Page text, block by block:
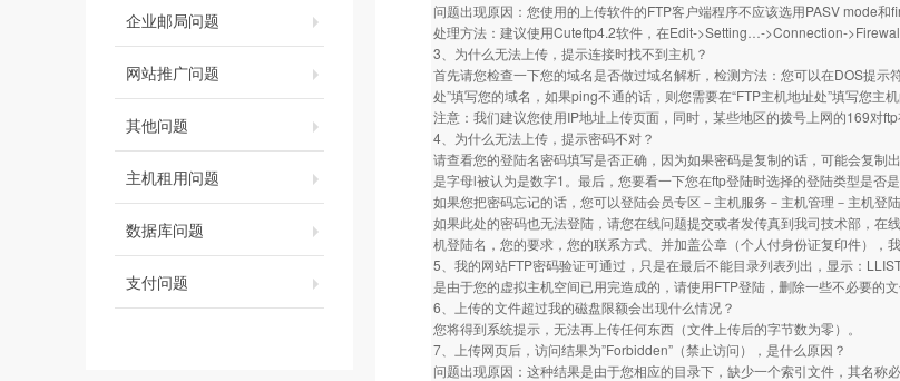
企业邮局问题
网站推广问题
其他问题
主机租用问题
数据库问题
支付问题
问题出现原因：您使用的上传软件的FTP客户端程序不应该选用PASV mode和
处理方法：建议使用Cuteftp4.2软件，在Edit->Setting…->Connection->Firewall
3、为什么无法上传，提示连接时找不到主机？
首先请您检查一下您的域名是否做过域名解析，检测方法：您可以在DOS提
处”填写您的域名，如果ping不通的话，则您需要在“FTP主机地址处”填写您主机
注意：我们建议您使用IP地址上传页面，同时，某些地区的拨号上网的169对
4、为什么无法上传，提示密码不对？
请查看您的登陆名密码填写是否正确，因为如果密码是复制的话，可能会复
是字母l被认为是数字1。最后，您要看一下您在ftp登陆时选择的登陆类型是否是
如果您把密码忘记的话，您可以登陆会员专区－主机服务－主机管理－主机登陆
如果此处的密码也无法登陆，请您在线问题提交或者发传真到我司技术部，
机登陆名，您的要求，您的联系方式、并加盖公章（个人付身份证复印件），
5、我的网站FTP密码验证可通过，只是在最后不能目录列表列出，显示：
是由于您的虚拟主机空间已用完造成的，请使用FTP登陆，删除一些不必要的文
6、上传的文件超过我的磁盘限额会出现什么情况？
您将得到系统提示，无法再上传任何东西（文件上传后的字节数为零）。
7、上传网页后，访问结果为”Forbidden”（禁止访问），是什么原因？
问题出现原因：这种结果是由于您相应的目录下，缺少一个索引文件，其名